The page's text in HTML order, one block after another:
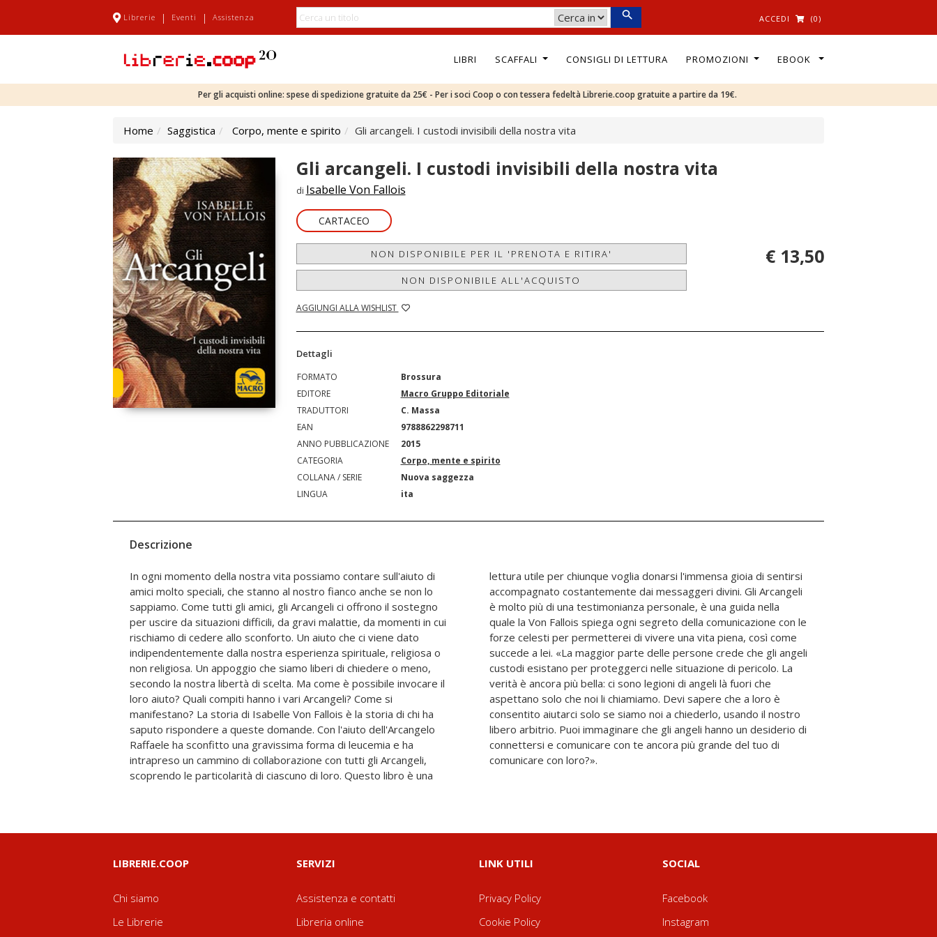
Librerie | Eventi | Assistenza ACCEDI (0)
LIBRI SCAFFALI CONSIGLI DI LETTURA PROMOZIONI EBOOK
Per gli acquisti online: spese di spedizione gratuite da 25€ - Per i soci Coop o con tessera fedeltà Librerie.coop gratuite a partire da 19€.
Home Saggistica Corpo, mente e spirito Gli arcangeli. I custodi invisibili della nostra vita
Gli arcangeli. I custodi invisibili della nostra vita
di Isabelle Von Fallois
CARTACEO
NON DISPONIBILE PER IL 'PRENOTA E RITIRA'
NON DISPONIBILE ALL'ACQUISTO
AGGIUNGI ALLA WISHLIST
€ 13,50
Dettagli
FORMATO
Brossura
EDITORE
Macro Gruppo Editoriale
TRADUTTORI
C. Massa
EAN
9788862298711
ANNO PUBBLICAZIONE
2015
CATEGORIA
Corpo, mente e spirito
COLLANA / SERIE
Nuova saggezza
LINGUA
ita
Descrizione
In ogni momento della nostra vita possiamo contare sull'aiuto di
amici molto speciali, che stanno al nostro fianco anche se non lo
sappiamo. Come tutti gli amici, gli Arcangeli ci offrono il sostegno
per uscire da situazioni difficili, da gravi malattie, da momenti in cui
rischiamo di cedere allo sconforto. Un aiuto che ci viene dato
indipendentemente dalla nostra esperienza spirituale, religiosa o
non religiosa. Un appoggio che siamo liberi di chiedere o meno,
secondo la nostra libertà di scelta. Ma come è possibile invocare il
loro aiuto? Quali compiti hanno i vari Arcangeli? Come si
manifestano? La storia di Isabelle Von Fallois è la storia di chi ha
saputo rispondere a queste domande. Con l'aiuto dell'Arcangelo
Raffaele ha sconfitto una gravissima forma di leucemia e ha
intrapreso un cammino di collaborazione con tutti gli Arcangeli,
scoprendo le particolarità di ciascuno di loro. Questo libro è una
lettura utile per chiunque voglia donarsi l'immensa gioia di sentirsi
accompagnato costantemente dai messaggeri divini. Gli Arcangeli
è molto più di una testimonianza personale, è una guida nella
quale la Von Fallois spiega ogni segreto della comunicazione con le
forze celesti per permetterei di vivere una vita piena, così come
succede a lei. «La maggior parte delle persone crede che gli angeli
custodi esistano per proteggerci nelle situazione di pericolo. La
verità è ancora più bella: ci sono legioni di angeli là fuori che
aspettano solo che noi li chiamiamo. Devi sapere che a loro è
consentito aiutarci solo se siamo noi a chiederlo, usando il nostro
libero arbitrio. Puoi immaginare che gli angeli hanno un desiderio di
connettersi e comunicare con te ancora più grande del tuo di
comunicare con loro?».
LIBRERIE.COOP
Chi siamo
Le Librerie
SERVIZI
Assistenza e contatti
Libreria online
LINK UTILI
Privacy Policy
Cookie Policy
SOCIAL
Facebook
Instagram